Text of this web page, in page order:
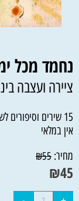
נחמד מכל
ציירה ועצבה
15 שירים וסיפורים לשבת חג ומועד. מאת הסופרת הידועה רבקה אליצור.
אין במלאי
מחיר:
₪55
₪45